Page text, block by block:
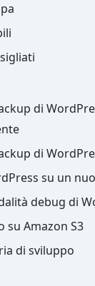
di
di
su un
debug di
su Amazon S3
di sviluppo